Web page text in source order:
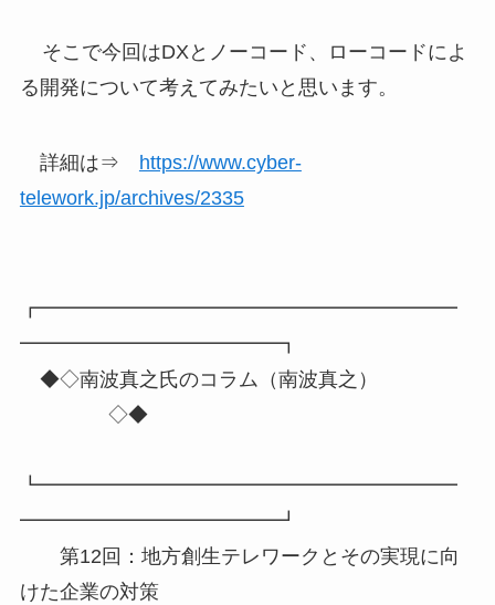
そこで今回はDXとノーコード、ローコードによ
る開発について考えてみたいと思います。
詳細は⇒ https://www.cyber-
telework.jp/archives/2335
┏━━━━━━━━━━━━━━━━━━━━━
━━━━━━━━━━━━━┓
◆◇南波真之氏のコラム（南波真之）
◇◆
┗━━━━━━━━━━━━━━━━━━━━━
━━━━━━━━━━━━━┛
第12回：地方創生テレワークとその実現に向
けた企業の対策